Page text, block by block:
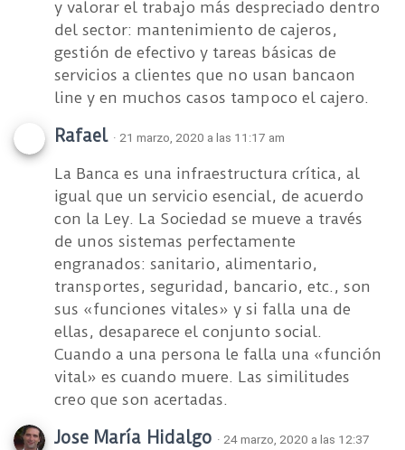
y valorar el trabajo más despreciado dentro
del sector: mantenimiento de cajeros,
gestión de efectivo y tareas básicas de
servicios a clientes que no usan bancaon
line y en muchos casos tampoco el cajero.
Rafael · 21 marzo, 2020 a las 11:17 am
La Banca es una infraestructura crítica, al
igual que un servicio esencial, de acuerdo
con la Ley. La Sociedad se mueve a través
de unos sistemas perfectamente
engranados: sanitario, alimentario,
transportes, seguridad, bancario, etc., son
sus «funciones vitales» y si falla una de
ellas, desaparece el conjunto social.
Cuando a una persona le falla una «función
vital» es cuando muere. Las similitudes
creo que son acertadas.
Jose María Hidalgo · 24 marzo, 2020 a las 12:37